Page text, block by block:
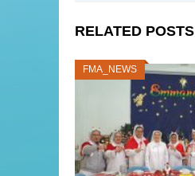
RELATED POSTS
FMA_NEWS